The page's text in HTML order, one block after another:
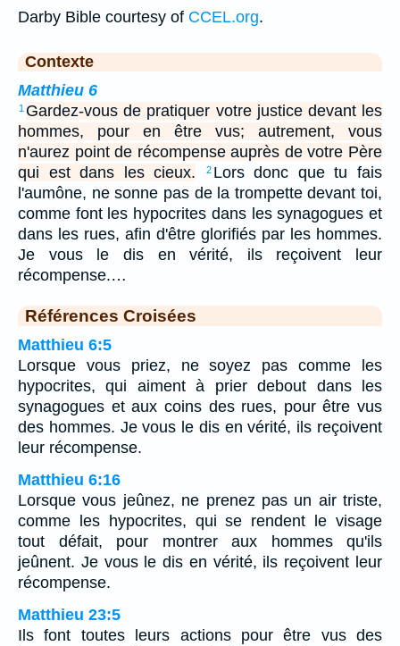
Darby Bible courtesy of CCEL.org.
Contexte
Matthieu 6
1 Gardez-vous de pratiquer votre justice devant les
hommes, pour en être vus; autrement, vous
n'aurez point de récompense auprès de votre Père
qui est dans les cieux.
2 Lors donc que tu fais
l'aumône, ne sonne pas de la trompette devant toi,
comme font les hypocrites dans les synagogues et
dans les rues, afin d'être glorifiés par les hommes.
Je vous le dis en vérité, ils reçoivent leur
récompense.…
Références Croisées
Matthieu 6:5
Lorsque vous priez, ne soyez pas comme les
hypocrites, qui aiment à prier debout dans les
synagogues et aux coins des rues, pour être vus
des hommes. Je vous le dis en vérité, ils reçoivent
leur récompense.
Matthieu 6:16
Lorsque vous jeûnez, ne prenez pas un air triste,
comme les hypocrites, qui se rendent le visage
tout défait, pour montrer aux hommes qu'ils
jeûnent. Je vous le dis en vérité, ils reçoivent leur
récompense.
Matthieu 23:5
Ils font toutes leurs actions pour être vus des